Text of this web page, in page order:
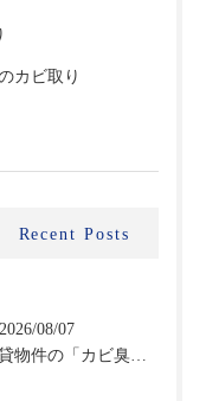
カビ取り
Recent Posts
2026/08/07